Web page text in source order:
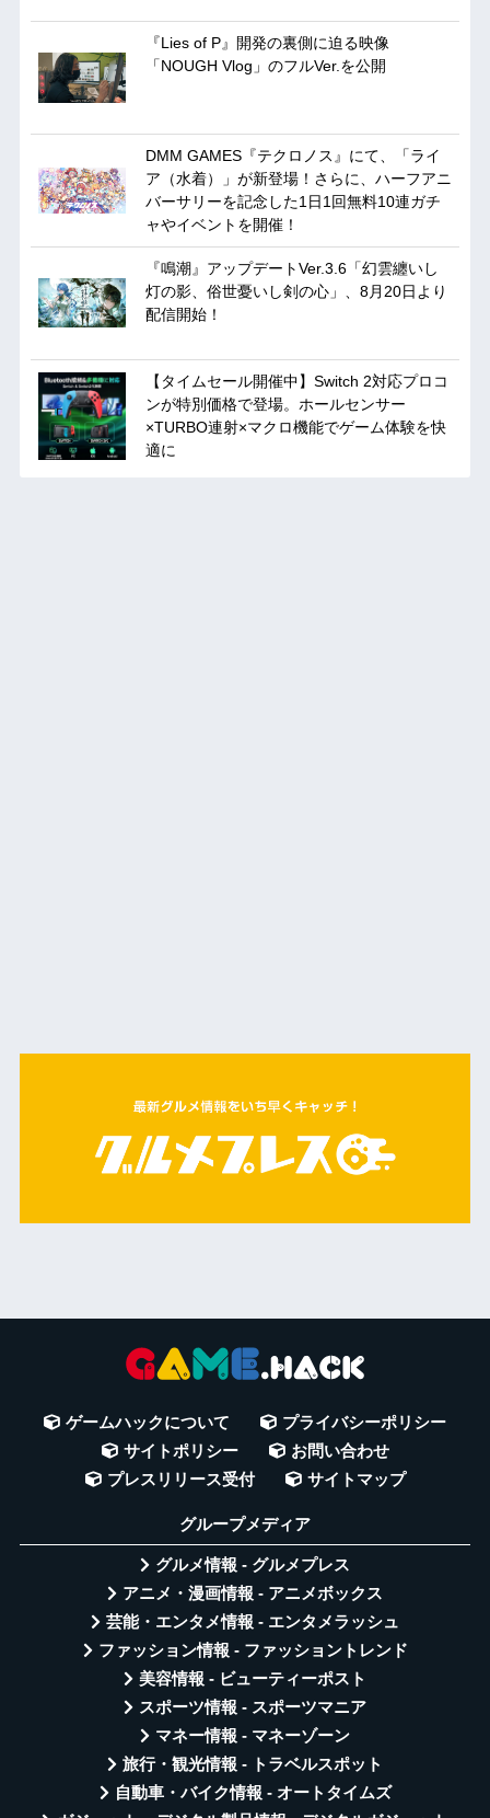
『Lies of P』開発の裏側に迫る映像
「NOUGH Vlog」のフルVer.を公開
DMM GAMES『テクロノス』にて、「ライ
ア（水着）」が新登場！さらに、ハーフアニ
バーサリーを記念した1日1回無料10連ガチ
ャやイベントを開催！
『鳴潮』アップデートVer.3.6「幻雲纏いし
灯の影、俗世憂いし剣の心」、8月20日より
配信開始！
【タイムセール開催中】Switch 2対応プロコ
ンが特別価格で登場。ホールセンサー
×TURBO連射×マクロ機能でゲーム体験を快
適に
ゲームハックについて
プライバシーポリシー
サイトポリシー
お問い合わせ
プレスリリース受付
サイトマップ
グループメディア
グルメ情報 - グルメプレス
アニメ・漫画情報 - アニメボックス
芸能・エンタメ情報 - エンタメラッシュ
ファッション情報 - ファッショントレンド
美容情報 - ビューティーポスト
スポーツ情報 - スポーツマニア
マネー情報 - マネーゾーン
旅行・観光情報 - トラベルスポット
自動車・バイク情報 - オートタイムズ